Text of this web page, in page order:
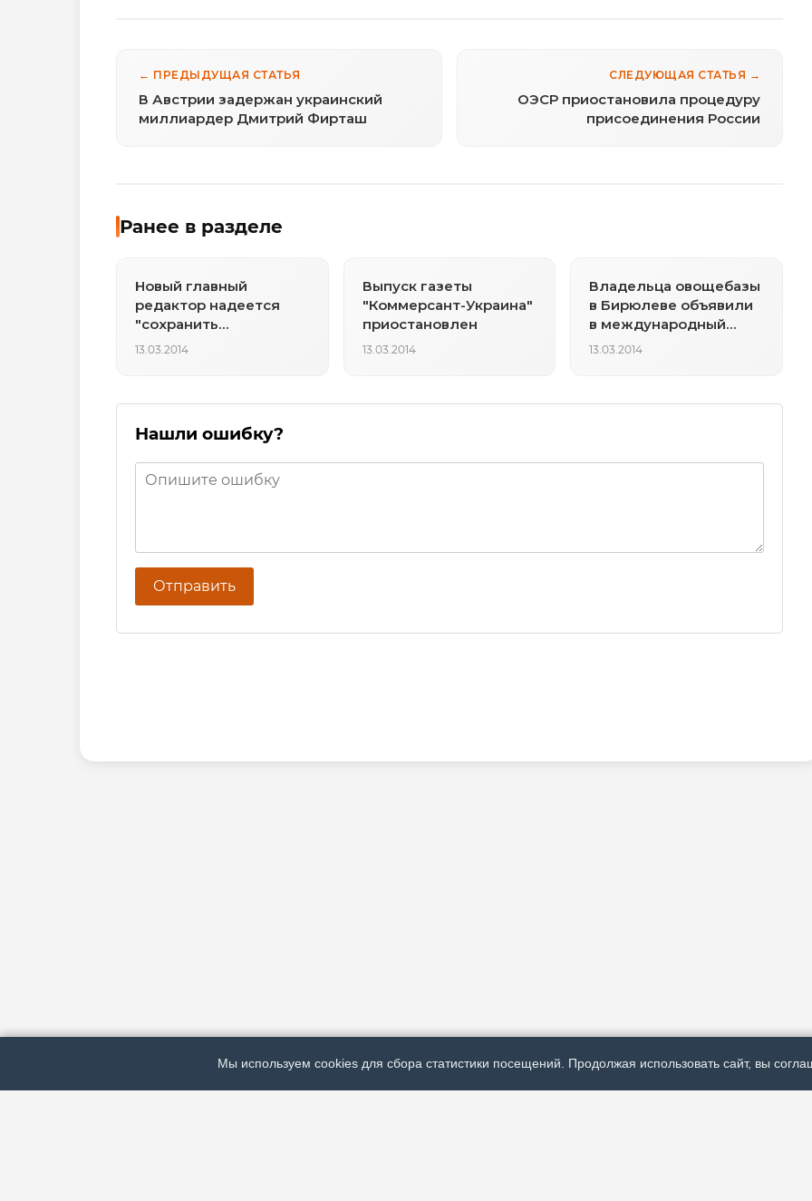
← ПРЕДЫДУЩАЯ СТАТЬЯ
В Австрии задержан украинский
миллиардер Дмитрий Фирташ
СЛЕДУЮЩАЯ СТАТЬЯ →
ОЭСР приостановила процедуру
присоединения России
Ранее в разделе
Новый главный
редактор надеется
"сохранить
работоспособность"
13.03.2014
Выпуск газеты
"Коммерсант-Украина"
приостановлен
13.03.2014
Владельца овощебазы
в Бирюлеве объявили
в международный
розыск
13.03.2014
Нашли ошибку?
Отправить
Мы используем cookies для сбора статистики посещений. Продолжая использовать сайт, вы